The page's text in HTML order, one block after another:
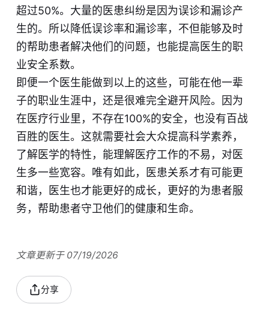
超过50%。大量的医患纠纷是因为误诊和漏诊产
生的。所以降低误诊率和漏诊率，不但能够及时
的帮助患者解决他们的问题，也能提高医生的职
业安全系数。
即便一个医生能做到以上的这些，可能在他一辈
子的职业生涯中，还是很难完全避开风险。因为
在医疗行业里，不存在100%的安全，也没有百战
百胜的医生。这就需要社会大众提高科学素养，
了解医学的特性，能理解医疗工作的不易，对医
生多一些宽容。唯有如此，医患关系才有可能更
和谐，医生也才能更好的成长，更好的为患者服
务，帮助患者守卫他们的健康和生命。
文章更新于 07/19/2026
分享